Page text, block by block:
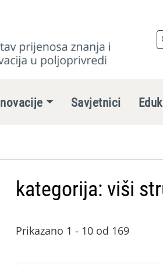
Inovacije Savjetnici
kategorija: viši
Prikazano 1 - 10 od 169